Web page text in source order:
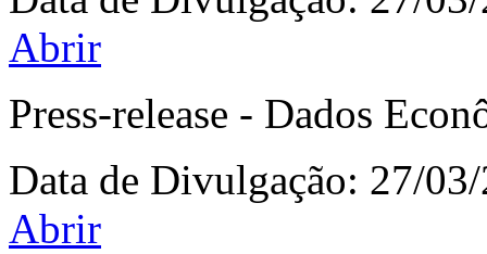
Abrir
Press-release - Dados
Data de Divulgação: 27/
Abrir